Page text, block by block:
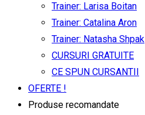
Trainer: Larisa Boitan
Trainer: Catalina Aron
Trainer: Natasha Shpak
CURSURI GRATUITE
CE SPUN CURSANTII
OFERTE !
Produse recomandate